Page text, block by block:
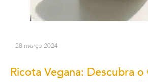
28 março 2024
Ricota Vegana: Descubra